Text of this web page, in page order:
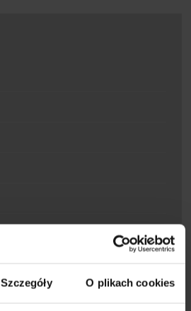
Szczegóły O plikach cookies